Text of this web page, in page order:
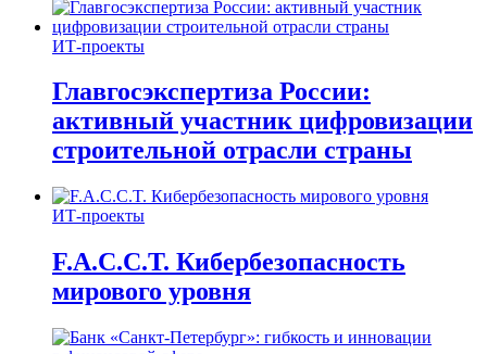
ИТ-проекты
Главгосэкспертиза России:
активный участник цифровизации
строительной отрасли страны
ИТ-проекты
F.A.C.C.T. Кибербезопасность
мирового уровня